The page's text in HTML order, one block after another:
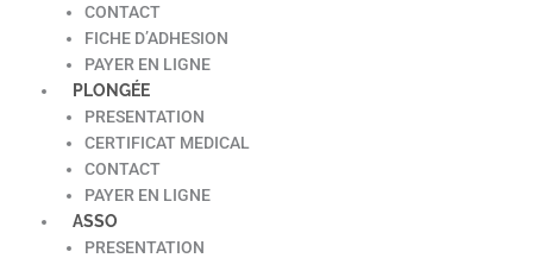
CONTACT
FICHE D’ADHESION
PAYER EN LIGNE
PLONGÉE
PRESENTATION
CERTIFICAT MEDICAL
CONTACT
PAYER EN LIGNE
ASSO
PRESENTATION